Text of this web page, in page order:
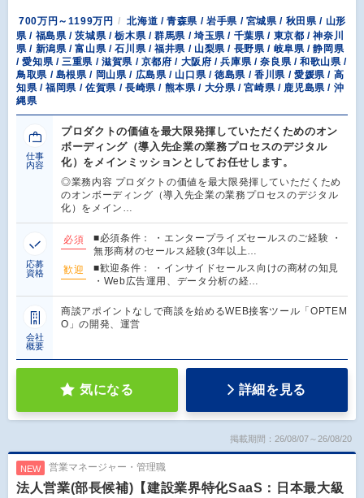
700万円～1199万円
北海道 / 青森県 / 岩手県 / 宮城県 / 秋田県 / 山形
県 / 福島県 / 茨城県 / 栃木県 / 群馬県 / 埼玉県 / 千葉県 / 東京都 / 神奈川
県 / 新潟県 / 富山県 / 石川県 / 福井県 / 山梨県 / 長野県 / 岐阜県 / 静岡県
/ 愛知県 / 三重県 / 滋賀県 / 京都府 / 大阪府 / 兵庫県 / 奈良県 / 和歌山県 /
鳥取県 / 島根県 / 岡山県 / 広島県 / 山口県 / 徳島県 / 香川県 / 愛媛県 / 高
知県 / 福岡県 / 佐賀県 / 長崎県 / 熊本県 / 大分県 / 宮崎県 / 鹿児島県 / 沖
縄県
仕事
内容
プロダクトの価値を最大限発揮していただくためのオン
ボーディング（導入先企業の業務プロセスのデジタル
化）をメインミッションとしてお任せします。
◎業務内容 プロダクトの価値を最大限発揮していただくため
のオンボーディング（導入先企業の業務プロセスのデジタル
化）をメイン…
応募
資格
必須
■必須条件： ・エンタープライズセールスのご経験 ・
無形商材のセールス経験(3年以上…
歓迎
■歓迎条件： ・インサイドセールス向けの商材の知見
・Web広告運用、データ分析の経…
会社
概要
商談アポイントなしで商談を始めるWEB接客ツール「OPTEM
O」の開発、運営
気になる 詳細を見る
掲載期間：26/08/07～26/08/20
NEW 営業マネージャー・管理職
法人営業(部長候補)【建設業界特化SaaS：日本最大級